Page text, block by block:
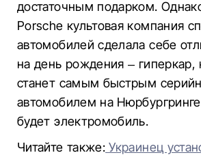
достаточным подарком.
Porsche культовая компания
автомобилей сделала себе
на день рождения – гиперкар,
станет самым быстрым
автомобилем на
будет электромобиль.
Читайте также: Украинец